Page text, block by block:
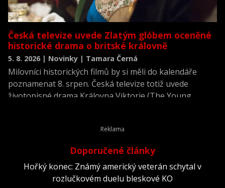
Česká televize uvede Zlatým glóbem oceněné
historické drama o britské královně
5. 8. 2026 | Novinky | Tamara Černá
Milovníci historických filmů by si měli do kalendáře
poznamenat 8. srpen. Česká televize totiž uvede
životopisné drama Královna Viktorie (The Young
Doporučené články
Hořký konec: Známý americký veterán schytal v
rozlučkovém duelu bleskové KO